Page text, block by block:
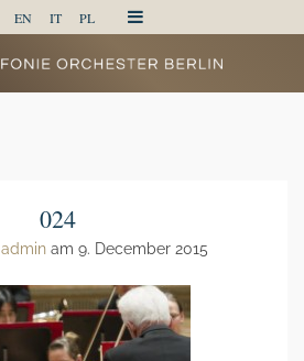
EN IT PL
024
adminam 9. December 2015